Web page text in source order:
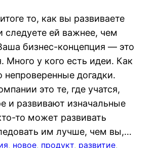
то, как вы развиваете
ей важнее, чем
бизнес-концепция — это
Много у кого есть идеи. Как
непроверенные догадки.
это те, где учатся,
и развивают изначальные
то может развивать
им лучше, чем вы,…
, новое, продукт, развитие